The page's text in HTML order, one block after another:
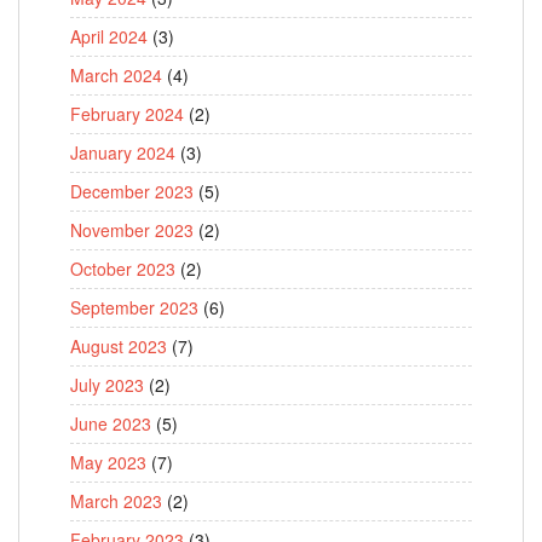
April 2024 (3)
March 2024 (4)
February 2024 (2)
January 2024 (3)
December 2023 (5)
November 2023 (2)
October 2023 (2)
September 2023 (6)
August 2023 (7)
July 2023 (2)
June 2023 (5)
May 2023 (7)
March 2023 (2)